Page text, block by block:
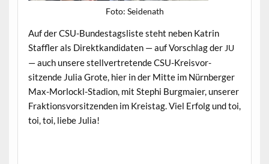
Foto: Sei­de­nath
Auf der CSU-Bun­destagsliste ste­ht neben Katrin
Staffler als Direk­tkan­di­dat­en — auf Vorschlag der JU
— auch unsere stel­lvertre­tende CSU-Kreisvor­
sitzende Julia Grote, hier in der Mitte im Nürn­berg­er
Max-Mor­lockl-Sta­dion, mit Stephi Burgmaier, unser­er
Frak­tionsvor­sitzen­den im Kreistag. Viel Erfolg und toi,
toi, toi, liebe Julia!